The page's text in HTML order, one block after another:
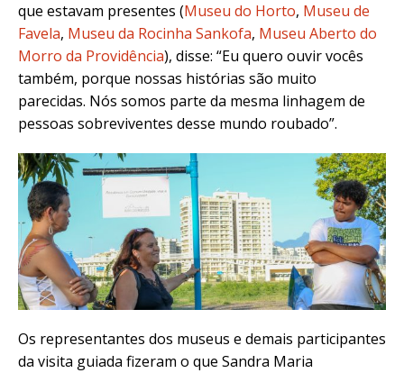
que estavam presentes (Museu do Horto, Museu de
Favela, Museu da Rocinha Sankofa, Museu Aberto do
Morro da Providência), disse: “Eu quero ouvir vocês
também, porque nossas histórias são muito
parecidas. Nós somos parte da mesma linhagem de
pessoas sobreviventes desse mundo roubado”.
Os representantes dos museus e demais participantes
da visita guiada fizeram o que Sandra Maria